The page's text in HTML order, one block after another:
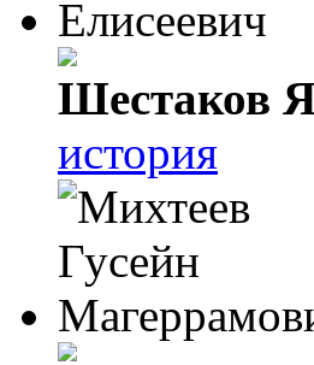
Шестаков
история